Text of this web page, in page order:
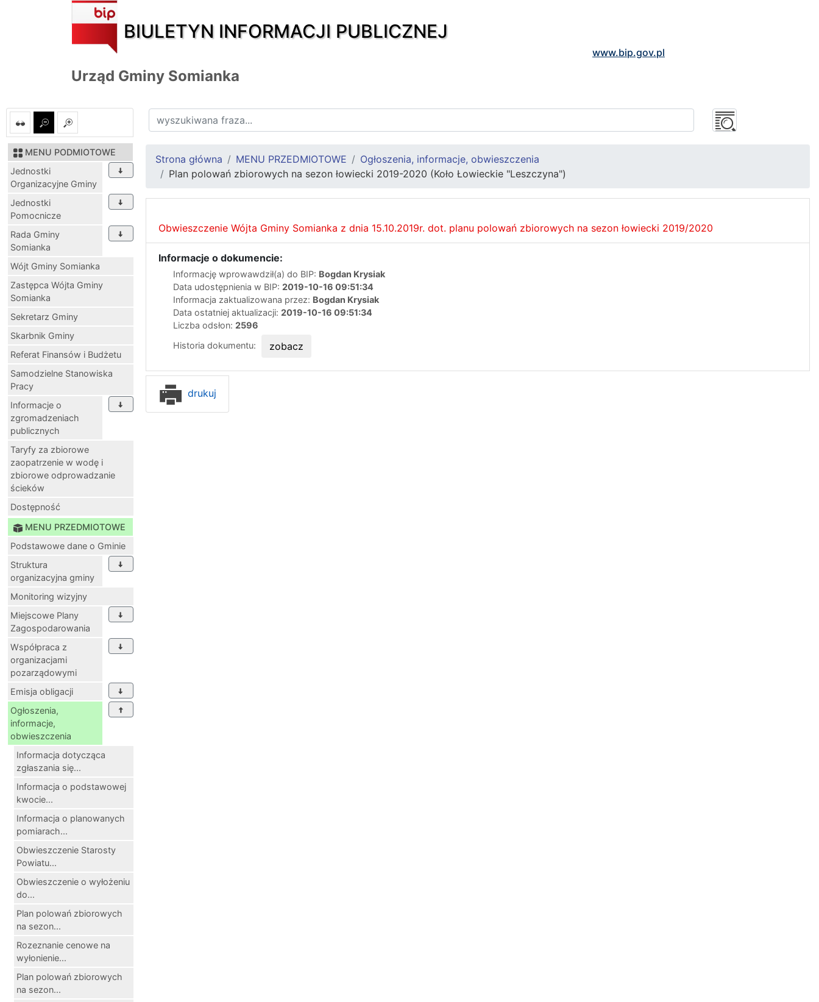
BIULETYN INFORMACJI PUBLICZNEJ
www.bip.gov.pl
Urząd Gminy Somianka
MENU PODMIOTOWE
Jednostki
Organizacyjne Gminy
Jednostki
Pomocnicze
Rada Gminy
Somianka
Wójt Gminy Somianka
Zastępca Wójta Gminy
Somianka
Sekretarz Gminy
Skarbnik Gminy
Referat Finansów i Budżetu
Samodzielne Stanowiska
Pracy
Informacje o
zgromadzeniach
publicznych
Taryfy za zbiorowe
zaopatrzenie w wodę i
zbiorowe odprowadzanie
ścieków
Dostępność
MENU PRZEDMIOTOWE
Podstawowe dane o Gminie
Struktura
organizacyjna gminy
Monitoring wizyjny
Miejscowe Plany
Zagospodarowania
Współpraca z
organizacjami
pozarządowymi
Emisja obligacji
Ogłoszenia,
informacje,
obwieszczenia
Informacja dotycząca
zgłaszania się...
Informacja o podstawowej
kwocie...
Informacja o planowanych
pomiarach...
Obwieszczenie Starosty
Powiatu...
Obwieszczenie o wyłożeniu
do...
Plan polowań zbiorowych
na sezon...
Rozeznanie cenowe na
wyłonienie...
Plan polowań zbiorowych
na sezon...
Strona główna MENU PRZEDMIOTOWE
Ogłoszenia, informacje, obwieszczenia
Plan polowań zbiorowych na sezon łowiecki 2019-2020 (Koło Łowieckie "Leszczyna")
Obwieszczenie Wójta Gminy Somianka z dnia 15.10.2019r. dot. planu polowań zbiorowych na sezon łowiecki 2019/2020
Informacje o dokumencie:
Informację wprowawdził(a) do BIP: Bogdan Krysiak
Data udostępnienia w BIP: 2019-10-16 09:51:34
Informacja zaktualizowana przez: Bogdan Krysiak
Data ostatniej aktualizacji: 2019-10-16 09:51:34
Liczba odsłon: 2596
Historia dokumentu:
zobacz
drukuj